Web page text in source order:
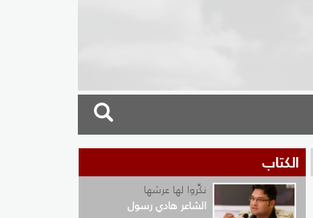
الكتاب
نكِّروا لها عرشها
الشاعر هادي رسول